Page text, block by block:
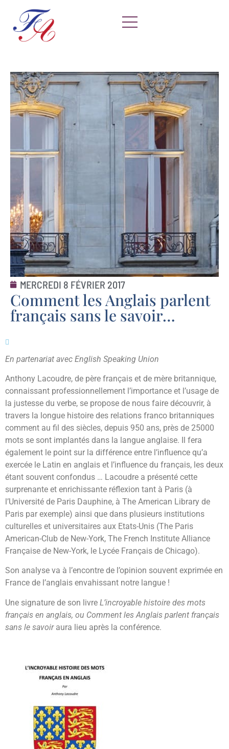
MERCREDI 8 FÉVRIER 2017
Comment les Anglais parlent
français sans le savoir…
En partenariat avec English Speaking Union
Anthony Lacoudre, de père français et de mère britannique,
connaissant professionnellement l’importance et l’usage de
la justesse du verbe, se propose de nous faire découvrir, à
travers la longue histoire des relations franco britanniques
comment au fil des siècles, depuis 950 ans, près de 25000
mots se sont implantés dans la langue anglaise. Il fera
également le point sur la différence entre l’influence qu’a
exercée le Latin en anglais et l’influence du français, les deux
étant souvent confondus … Lacoudre a présenté cette
surprenante et enrichissante réflexion tant à Paris (à
l’Université de Paris Dauphine, à The American Library de
Paris par exemple) ainsi que dans plusieurs institutions
culturelles et universitaires aux Etats-Unis (The Paris
American-Club de New-York, The French Institute Alliance
Française de New-York, le Lycée Français de Chicago).
Son analyse va à l’encontre de l’opinion souvent exprimée en
France de l’anglais envahissant notre langue !
Une signature de son livre L’incroyable histoire des mots
français en anglais, ou Comment les Anglais parlent français
sans le savoir aura lieu après la conférence.